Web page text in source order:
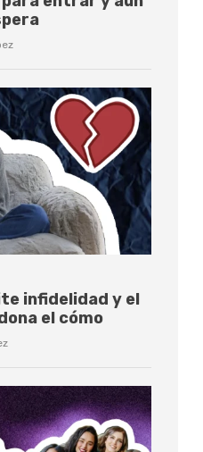
infidelidad y el
el cómo